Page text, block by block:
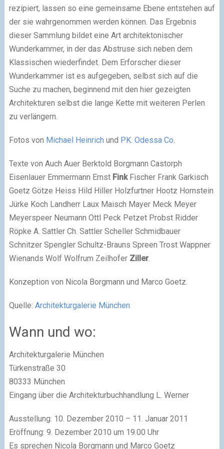
rezipiert, lassen so eine gemeinsame Ebene entstehen auf
der sie wahrgenommen werden können. Das Ergebnis
dieser Sammlung bildet eine Art architektonischer
Wunderkammer, in der das Abstruse sich neben dem
Klassischen wiederfindet. Dem Erforscher dieser
Wunderkammer ist es aufgegeben, selbst sich auf die
Suche zu machen, beginnend mit den hier gezeigten
Architekturen selbst die lange Kette mit weiteren Perlen
zu verlängern.
Fotos von Michael Heinrich und PK. Odessa Co.
Texte von Auch Auer Berktold Borgmann Castorph
Eisenlauer Emmermann Ernst FinkFischer Frank Garkisch
Goetz Götze Heiss Hild Hiller Holzfurtner Hootz Hornstein
Jürke Koch Landherr Laux Maisch Mayer Meck Meyer
Meyerspeer Neumann Ottl Peck Petzet Probst Ridder
Röpke A. Sattler Ch. Sattler Scheller Schmidbauer
Schnitzer Spengler Schultz-Brauns Spreen Trost Wappner
Wienands Wolf Wolfrum Zeilhofer Ziller.
Konzeption von Nicola Borgmann und Marco Goetz.
Quelle: Architekturgalerie München
Wann und wo:
Architekturgalerie München
Türkenstraße 30
80333 München
Eingang über die Architekturbuchhandlung L. Werner
Ausstellung: 10. Dezember 2010 – 11. Januar 2011
Eröffnung: 9. Dezember 2010 um 19.00 Uhr
Es sprechen Nicola Borgmann und Marco Goetz